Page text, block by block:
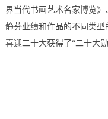
界当代书画艺术名家博览
静芬业绩和作品的不同类型
喜迎二十大获得了“二十大